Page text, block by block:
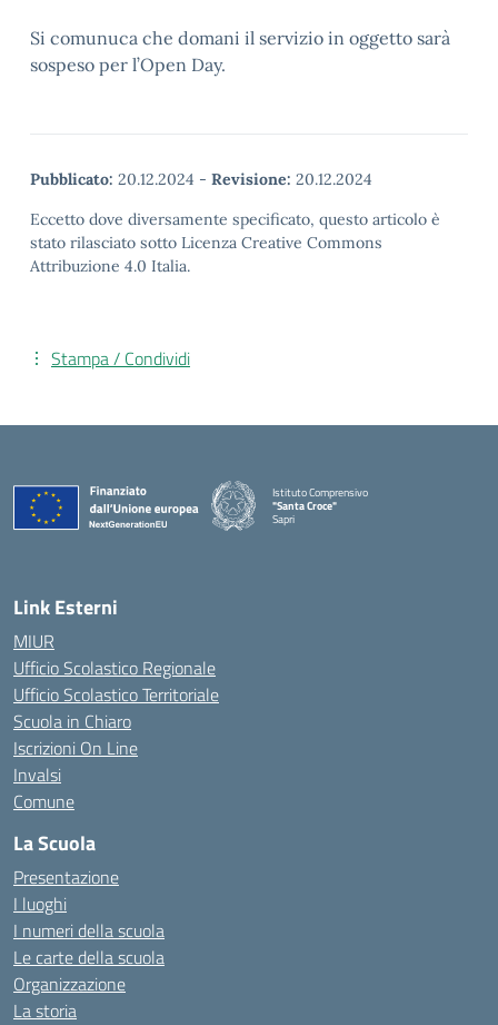
Si comunuca che domani il servizio in oggetto sarà
sospeso per l’Open Day.
Pubblicato: 20.12.2024 - Revisione: 20.12.2024
Eccetto dove diversamente specificato, questo articolo è
stato rilasciato sotto Licenza Creative Commons
Attribuzione 4.0 Italia.
Stampa / Condividi
Istituto Comprensivo
"Santa Croce"
Sapri
— Visita la pagina iniziale della scuola
Link Esterni
MIUR
Ufficio Scolastico Regionale
Ufficio Scolastico Territoriale
Scuola in Chiaro
Iscrizioni On Line
Invalsi
Comune
La Scuola
Presentazione
I luoghi
I numeri della scuola
Le carte della scuola
Organizzazione
La storia